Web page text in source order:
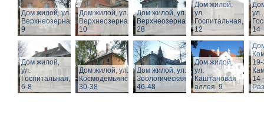
Дом жилой, ул.
Верхнеозерная,
9
Дом жилой, ул.
Верхнеозерная,
10
Дом жилой, ул.
Верхнеозерная,
28
Дом жилой,
ул.
Госпитальная,
12
ул.
14
Дом жилой,
ул.
Госпитальная,
6-8
Дом жилой, ул. З.
Космодемьянской
30-38
Дом жилой, ул.
Зоологическая,
46-48
Дом жилой,
ул.
Каштановая
аллея, 9
14